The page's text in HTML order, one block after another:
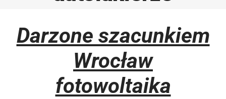
Darzone szacunkiem
Wrocław
fotowoltaika